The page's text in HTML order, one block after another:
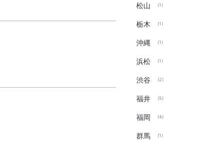
松山 (1)
栃木 (1)
沖縄 (1)
浜松 (1)
渋谷 (2)
福井 (5)
福岡 (4)
群馬 (1)